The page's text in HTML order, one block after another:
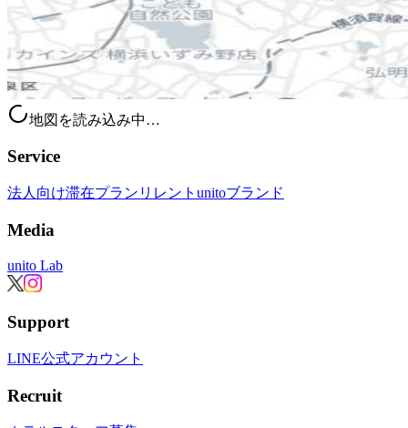
地図を読み込み中…
Service
法人向け滞在プラン リレント unitoブランド
Media
unito Lab
Support
LINE公式アカウント
Recruit